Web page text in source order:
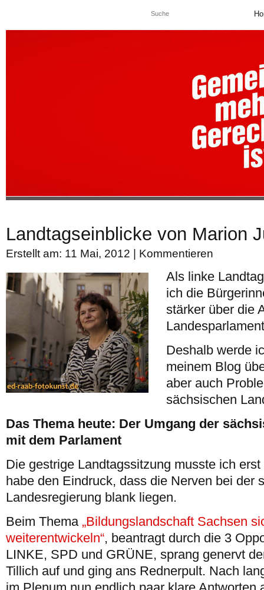
Landtagseinblicke von Marion
Erstellt am: 11 Mai, 2012 | Kommentieren
Als linke
ich die
stärker über die
Deshalb werde
meinem Blog
aber auch
sächsischen
Das Thema heute: Der Umgang der
mit dem Parlament
Die gestrige Landtagssitzung musste ich
habe den Eindruck, dass die Nerven bei der
Landesregierung blank liegen.
Beim Thema „Bildungslandschaft Sachsen
weiterentwickeln“, beantragt durch die 3
LINKE, SPD und GRÜNE, sprang genervt
Tillich auf und ging ans Rednerpult. Nach